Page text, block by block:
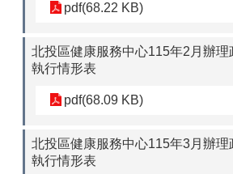
pdf(68.22 KB)
北投區健康服務中心115年2月辦理
執行情形表
pdf(68.09 KB)
北投區健康服務中心115年3月辦理
執行情形表